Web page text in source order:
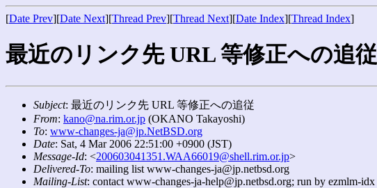
[Date Prev][Date Next][Thread Prev][Thread Next][Date Index][Thread Index]
最近のリンク先 URL 等修正への追従
Subject: 最近のリンク先 URL 等修正への追従
From: kano@na.rim.or.jp (OKANO Takayoshi)
To: www-changes-ja@jp.NetBSD.org
Date: Sat, 4 Mar 2006 22:51:00 +0900 (JST)
Message-Id: <200603041351.WAA66019@shell.rim.or.jp>
Delivered-To: mailing list www-changes-ja@jp.netbsd.org
Mailing-List: contact www-changes-ja-help@jp.netbsd.org; run by ezmlm-idx